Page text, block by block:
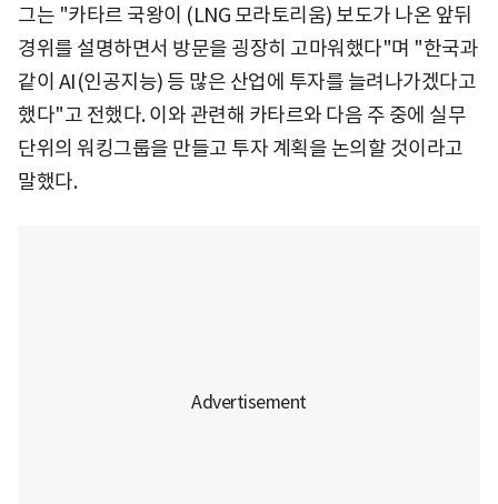
그는 "카타르 국왕이 (LNG 모라토리움) 보도가 나온 앞뒤
경위를 설명하면서 방문을 굉장히 고마워했다"며 "한국과
같이 AI(인공지능) 등 많은 산업에 투자를 늘려나가겠다고
했다"고 전했다. 이와 관련해 카타르와 다음 주 중에 실무
단위의 워킹그룹을 만들고 투자 계획을 논의할 것이라고
말했다.